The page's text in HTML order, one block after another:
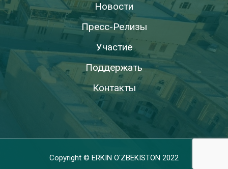
Новости
Пресс-Релизы
Участие
Поддержать
Контакты
Copyright © ERKIN O'ZBEKISTON 2022